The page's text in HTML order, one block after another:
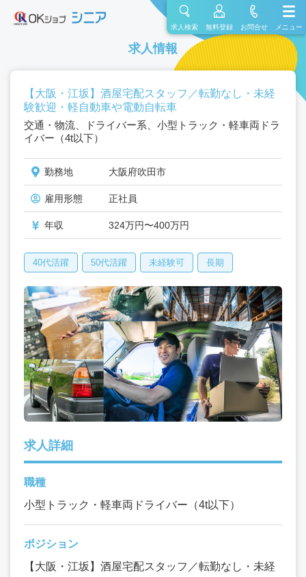
求人検索 無料登録 お問合せ メニュー
求人情報
【大阪・江坂】酒屋宅配スタッフ／転勤なし・未経
験歓迎・軽自動車や電動自転車
交通・物流、ドライバー系、小型トラック・軽車両ドラ
イバー（4t以下）
勤務地 大阪府吹田市
雇用形態 正社員
年収 324万円〜400万円
40代活躍 50代活躍 未経験可 長期
求人詳細
職種
小型トラック・軽車両ドライバー（4t以下）
ポジション
【大阪・江坂】酒屋宅配スタッフ／転勤なし・未経